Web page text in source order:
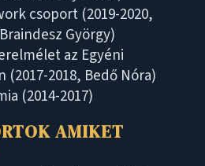
csoport (2019-2020,
György)
az Egyéni
(2017-2018, Bedő Nóra)
(2014-2017)
AMIKET